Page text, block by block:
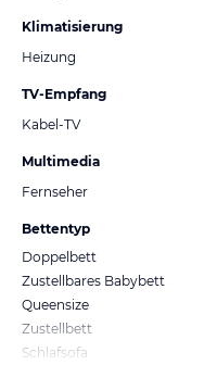
Klimatisierung
Heizung
TV-Empfang
Kabel-TV
Multimedia
Fernseher
Bettentyp
Doppelbett
Zustellbares Babybett
Queensize
Zustellbett
Schlafsofa